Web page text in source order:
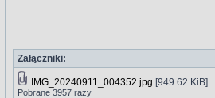
Załączniki:
IMG_20240911_004352.jpg [949.62 KiB]
Pobrane 3957 razy